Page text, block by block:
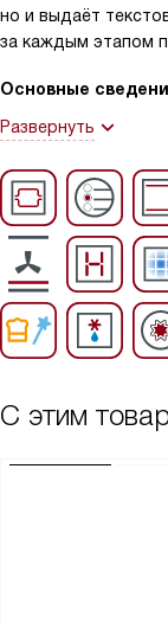
но и выдаёт
за каждым этапом
Основные
Развернуть
С этим